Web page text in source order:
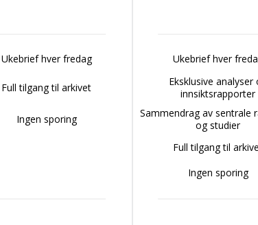
Ukebrief hver fredag
Full tilgang til arkivet
Ingen sporing
Ukebrief hver
Eksklusive analyser
innsiktsrapporter
Sammendrag av sentrale
og studier
Full tilgang til
Ingen sporing